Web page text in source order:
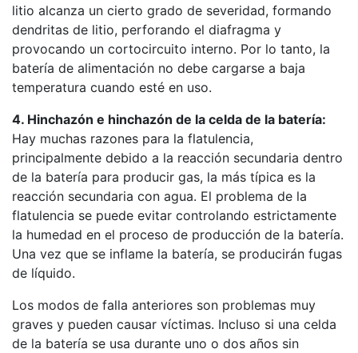
litio alcanza un cierto grado de severidad, formando
dendritas de litio, perforando el diafragma y
provocando un cortocircuito interno. Por lo tanto, la
batería de alimentación no debe cargarse a baja
temperatura cuando esté en uso.
4. Hinchazón e hinchazón de la celda de la batería:
Hay muchas razones para la flatulencia,
principalmente debido a la reacción secundaria dentro
de la batería para producir gas, la más típica es la
reacción secundaria con agua. El problema de la
flatulencia se puede evitar controlando estrictamente
la humedad en el proceso de producción de la batería.
Una vez que se inflame la batería, se producirán fugas
de líquido.
Los modos de falla anteriores son problemas muy
graves y pueden causar víctimas. Incluso si una celda
de la batería se usa durante uno o dos años sin